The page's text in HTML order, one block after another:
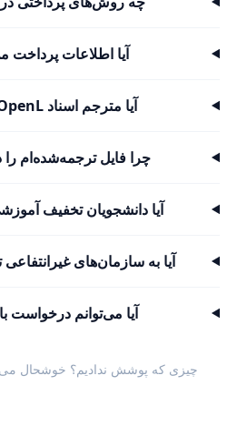
آیا اطلاعات
آیا مترجم اسناد OpenL رایگان است؟
چرا فایل ترجمه‌شده‌ام را
آیا دانشجویان تخفیف
آیا به سازمان‌های
آیا می‌توانم درخواست
چیزی که پوشش ندادیم؟ خوشحال